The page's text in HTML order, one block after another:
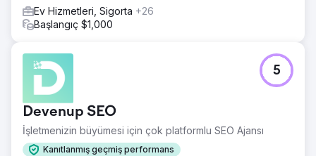
Ev Hizmetleri, Sigorta +26
Başlangıç $1,000
Devenup SEO
İşletmenizin büyümesi için çok platformlu SEO Ajansı
Kanıtlanmış geçmiş performans
5